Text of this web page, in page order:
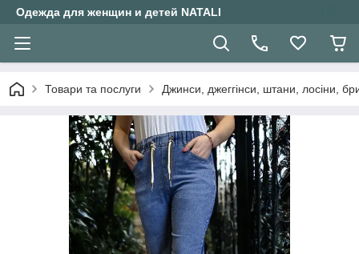
Одежда для женщин и детей NATALI
Товари та послуги Джинси, джеггінси, штани, лосіни,